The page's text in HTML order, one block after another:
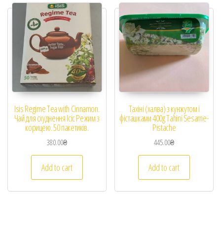
Isis Regime Tea with Cinnamon.
Чай для схуднення Ісіс Режим з
корицею. 50 пакетиків.
380.00₴
Add to cart
Тахіні (халва) з кунжутом і
фісташками 400g Tahini Sesame-
Pistache
445.00₴
Add to cart